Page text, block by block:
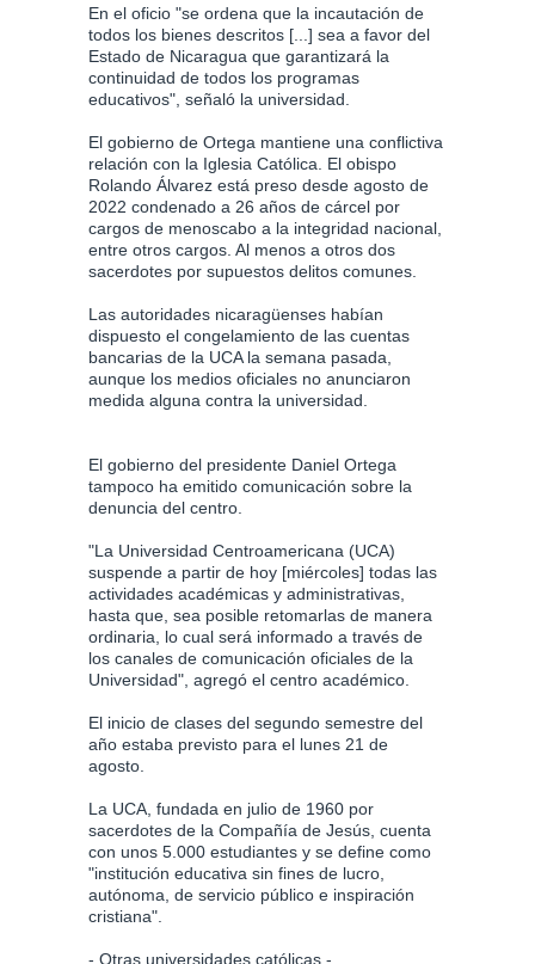
En el oficio "se ordena que la incautación de
todos los bienes descritos [...] sea a favor del
Estado de Nicaragua que garantizará la
continuidad de todos los programas
educativos", señaló la universidad.
El gobierno de Ortega mantiene una conflictiva
relación con la Iglesia Católica. El obispo
Rolando Álvarez está preso desde agosto de
2022 condenado a 26 años de cárcel por
cargos de menoscabo a la integridad nacional,
entre otros cargos. Al menos a otros dos
sacerdotes por supuestos delitos comunes.
Las autoridades nicaragüenses habían
dispuesto el congelamiento de las cuentas
bancarias de la UCA la semana pasada,
aunque los medios oficiales no anunciaron
medida alguna contra la universidad.
El gobierno del presidente Daniel Ortega
tampoco ha emitido comunicación sobre la
denuncia del centro.
"La Universidad Centroamericana (UCA)
suspende a partir de hoy [miércoles] todas las
actividades académicas y administrativas,
hasta que, sea posible retomarlas de manera
ordinaria, lo cual será informado a través de
los canales de comunicación oficiales de la
Universidad", agregó el centro académico.
El inicio de clases del segundo semestre del
año estaba previsto para el lunes 21 de
agosto.
La UCA, fundada en julio de 1960 por
sacerdotes de la Compañía de Jesús, cuenta
con unos 5.000 estudiantes y se define como
"institución educativa sin fines de lucro,
autónoma, de servicio público e inspiración
cristiana".
- Otras universidades católicas -